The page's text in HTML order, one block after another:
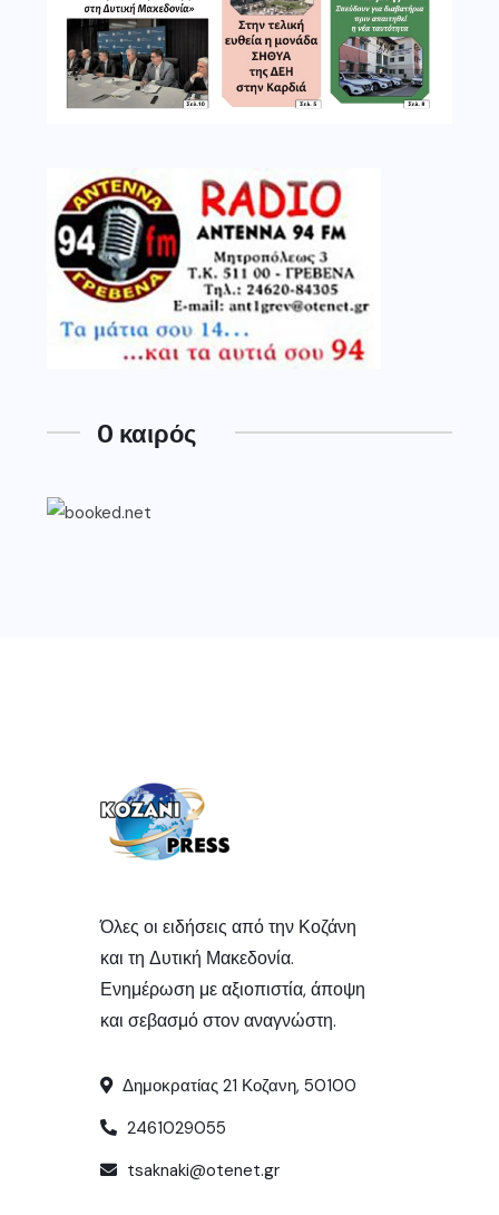
O καιρός
Όλες οι ειδήσεις από την Κοζάνη
και τη Δυτική Μακεδονία.
Ενημέρωση με αξιοπιστία, άποψη
και σεβασμό στον αναγνώστη.
Δημοκρατίας 21 Κοζανη, 50100
2461029055
tsaknaki@otenet.gr